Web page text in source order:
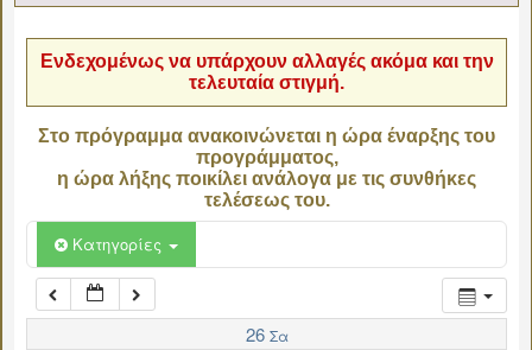
Ενδεχομένως να υπάρχουν αλλαγές ακόμα και την
τελευταία στιγμή.
Στο πρόγραμμα ανακοινώνεται η ώρα έναρξης του
προγράμματος,
η ώρα λήξης ποικίλει ανάλογα με τις συνθήκες
τελέσεως του.
Κατηγορίες
26 Σα
06:00
07:00